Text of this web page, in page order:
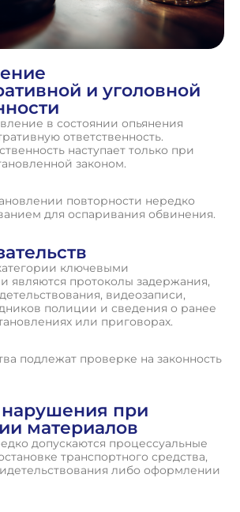
и уголовной
в состоянии опьянения
ответственность.
наступает только при
законом.
повторности нередко
для оспаривания обвинения.
ключевыми
являются протоколы задержания,
видеозаписи,
полиции и сведения о ранее
или приговорах.
подлежат проверке на законность
при
материалов
допускаются процессуальные
транспортного средства,
либо оформлении